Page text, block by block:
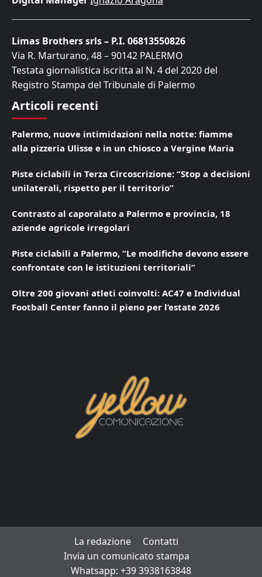
Limas Brothers srls – P.I. 06813550826
Via R. Marturano, 48 – 90142 PALERMO
Testata giornalistica iscritta al N. 4 del 2020 del
Registro Stampa del Tribunale di Palermo
Articoli recenti
Palermo, nuove intimidazioni nella notte: fiamme
alla pizzeria Ulisse e in un chiosco a Vergine Maria
Piste ciclabili in Terza Circoscrizione: “Stop a decisioni
unilaterali, rispetto per il territorio”
Contrasto al caporalato a Palermo e provincia, 18
aziende agricole irregolari
Piste ciclabili a Palermo, “Le modifiche devono essere
confrontate con le istituzioni territoriali”
Oltre 200 giovani atleti coinvolti: AC47 e Individual
Football Center fanno il pieno per l’estate 2026
La redazione
Contatti
Invia un comunicato stampa
Whatsapp: +39 3938163848